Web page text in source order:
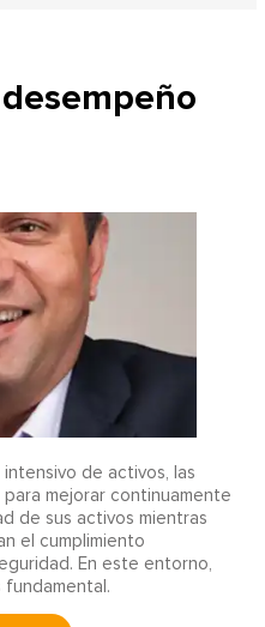
de activos, las
mejorar continuamente
de sus activos mientras
el cumplimiento
En este entorno,
fundamental.